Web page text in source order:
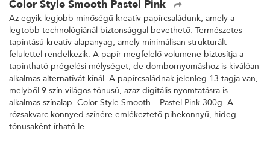
Color Style Smooth Pastel Pink
Az egyik legjobb minőségű kreatív papírcsaládunk, amely a
legtöbb technológiánál biztonsággal bevethető. Természetes
tapintású kreatív alapanyag, amely minimálisan strukturált
felülettel rendelkezik. A papír megfelelő volumene biztosítja a
tapintható prégelési mélységet, de dombornyomáshoz is kiválóan
alkalmas alternatívát kínál. A papírcsaládnak jelenleg 13 tagja van,
melyből 9 szín világos tónusú, azaz digitális nyomtatásra is
alkalmas színalap. Color Style Smooth – Pastel Pink 300g. A
rózsakvarc könnyed színére emlékeztető pihekönnyű, hideg
tónusaként írható le.